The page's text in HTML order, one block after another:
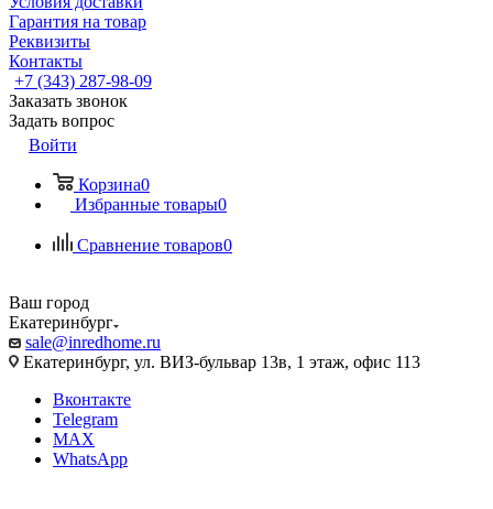
Гарантия на товар
Реквизиты
Контакты
+7 (343) 287-98-09
Заказать звонок
Задать вопрос
Войти
Корзина0
Избранные товары0
Сравнение товаров0
Ваш город
Екатеринбург
sale@inredhome.ru
Екатеринбург, ул. ВИЗ-бульвар 13в, 1 этаж, офис 113
Вконтакте
Telegram
MAX
WhatsApp